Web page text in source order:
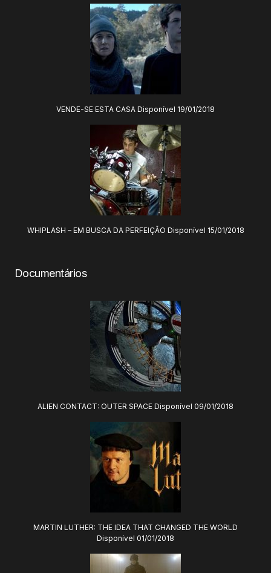
VENDE-SE ESTA CASA Disponível 19/01/2018
WHIPLASH – EM BUSCA DA PERFEIÇÃO Disponível 15/01/2018
Documentários
ALIEN CONTACT: OUTER SPACE Disponível 09/01/2018
MARTIN LUTHER: THE IDEA THAT CHANGED THE WORLD
Disponível 01/01/2018